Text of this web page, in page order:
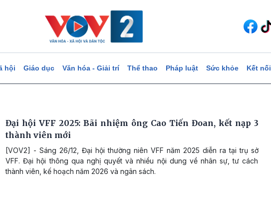
hội Giáo dục Văn hóa - Giải trí Thể thao Pháp luật Sức khỏe Kết nối
Đại hội VFF 2025: Bãi nhiệm ông Cao Tiến Đoan, kết nạp 3
thành viên mới
[VOV2] - Sáng 26/12, Đại hội thường niên VFF năm 2025 diễn ra tại trụ sở
VFF. Đại hội thông qua nghị quyết và nhiều nội dung về nhân sự, tư cách
thành viên, kế hoạch năm 2026 và ngân sách.